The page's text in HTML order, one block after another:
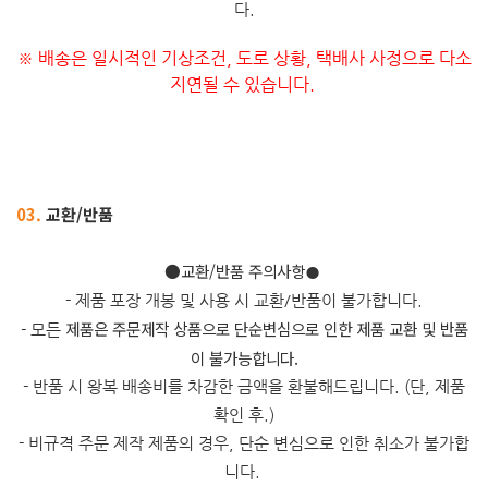
다.
※ 배송은 일시적인 기상조건, 도로 상황, 택배사 사정으로 다소
지연될 수 있습니다.
03. 교환/반품
​●교환/반품 주의사항●
- 제품 포장 개봉 및 사용 시 교환/반품이 불가합니다.
- 모든 제품은 주문제작 상품으로 단순변심으로 인한 제품 교환 및 반품
이 불가능합니다.
- 반품 시 왕복 배송비를 차감한 금액을 환불해드립니다. (단, 제품
확인 후.)
- 비규격 주문 제작 제품의 경우, 단순 변심으로 인한 취소가 불가합
니다.